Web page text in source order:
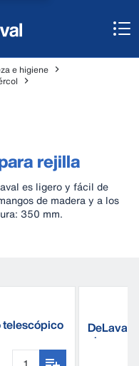
e higiene
rejilla
es ligero y fácil de
de madera y a los
350 mm.
telescópico DeLaval
cleaner